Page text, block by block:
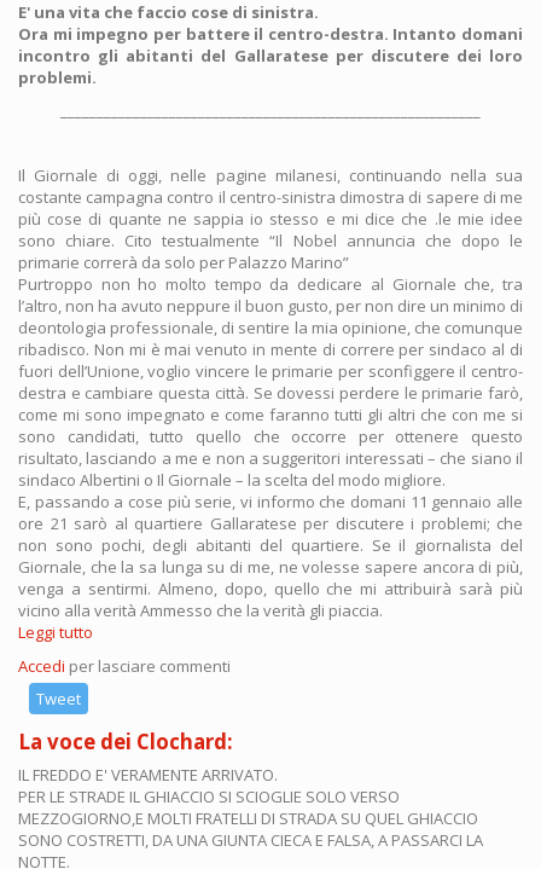
E' una vita che faccio cose di sinistra.
Ora mi impegno per battere il centro-destra. Intanto domani
incontro gli abitanti del Gallaratese per discutere dei loro
problemi.
Il Giornale di oggi, nelle pagine milanesi, continuando nella sua
costante campagna contro il centro-sinistra dimostra di sapere di me
più cose di quante ne sappia io stesso e mi dice che .le mie idee
sono chiare. Cito testualmente “Il Nobel annuncia che dopo le
primarie correrà da solo per Palazzo Marino”
Purtroppo non ho molto tempo da dedicare al Giornale che, tra
l’altro, non ha avuto neppure il buon gusto, per non dire un minimo di
deontologia professionale, di sentire la mia opinione, che comunque
ribadisco. Non mi è mai venuto in mente di correre per sindaco al di
fuori dell’Unione, voglio vincere le primarie per sconfiggere il centro-
destra e cambiare questa città. Se dovessi perdere le primarie farò,
come mi sono impegnato e come faranno tutti gli altri che con me si
sono candidati, tutto quello che occorre per ottenere questo
risultato, lasciando a me e non a suggeritori interessati – che siano il
sindaco Albertini o Il Giornale – la scelta del modo migliore.
E, passando a cose più serie, vi informo che domani 11 gennaio alle
ore 21 sarò al quartiere Gallaratese per discutere i problemi; che
non sono pochi, degli abitanti del quartiere. Se il giornalista del
Giornale, che la sa lunga su di me, ne volesse sapere ancora di più,
venga a sentirmi. Almeno, dopo, quello che mi attribuirà sarà più
vicino alla verità Ammesso che la verità gli piaccia.
Leggi tutto
Fo
Accedi per lasciare commenti
Tweet
La voce dei Clochard:
IL FREDDO E' VERAMENTE ARRIVATO.
PER LE STRADE IL GHIACCIO SI SCIOGLIE SOLO VERSO
MEZZOGIORNO,E MOLTI FRATELLI DI STRADA SU QUEL GHIACCIO
SONO COSTRETTI, DA UNA GIUNTA CIECA E FALSA, A PASSARCI LA
NOTTE.